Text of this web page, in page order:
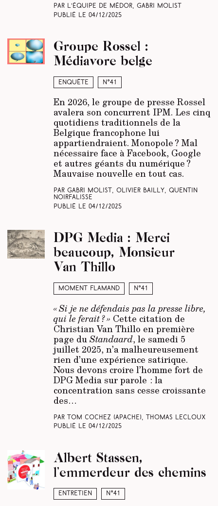
Par L’équipe de Médor, Gabri Molist
Publié le 04/12/2025
Enquête N°41
Groupe Rossel :
Médiavore belge
En 2026, le groupe de presse Rossel
avalera son concurrent IPM. Les cinq
quotidiens traditionnels de la
Belgique francophone lui
appartiendraient. Monopole ? Mal
nécessaire face à Facebook, Google
et autres géants du numérique ?
Mauvaise nouvelle en tout cas.
Par Gabri Molist, Olivier Bailly, Quentin
Noirfalisse
Publié le 04/12/2025
Moment Flamand N°41
DPG Media : Merci
beaucoup, Monsieur
Van Thillo
« Si je ne défendais pas la presse libre,
qui le ferait ? » Cette citation de
Christian Van Thillo en première
page duStandaard, le samedi 5
juillet 2025, n’a malheureusement
rien d’une expérience satirique.
Nous devons croire l’homme fort de
DPG Media sur parole : la
concentration sans cesse croissante
des…
Par Tom Cochez (Apache) , Thomas Lecloux
Publié le 04/12/2025
Entretien N°41
Albert Stassen,
l’emmerdeur des chemins